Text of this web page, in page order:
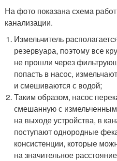
На фото показана схема
канализации.
Измельчитель
резервуара, поэтому все
не прошли через
попасть в насос,
и смешиваются с водой;
Таким образом, насос
смешанную с
на выходе устройства, в
поступают однородные
консистенции, которые
на значительное